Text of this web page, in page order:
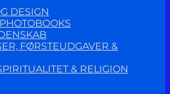
DESIGN
FØRSTEUDGAVER &
& RELIGION